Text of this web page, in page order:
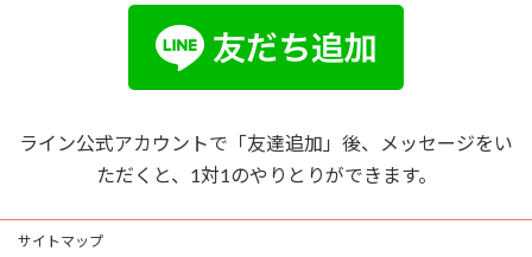
ライン公式アカウントで「友達追加」後、メッセージをい
ただくと、1対1のやりとりができます。
サイトマップ